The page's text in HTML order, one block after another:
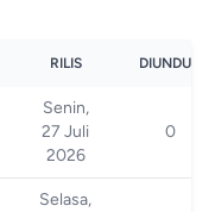
RILIS DIUNDUH
Senin,
27 Juli
2026
0
Selasa,